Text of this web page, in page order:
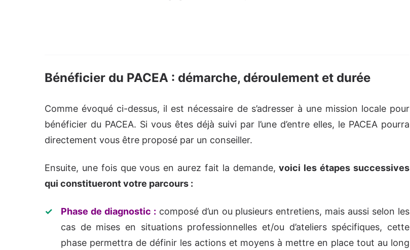
Bénéficier du PACEA : démarche, déroulement et durée
Comme évoqué ci-dessus, il est nécessaire de s’adresser à une mission locale pour
bénéficier du PACEA. Si vous êtes déjà suivi par l’une d’entre elles, le PACEA pourra
directement vous être proposé par un conseiller.
Ensuite, une fois que vous en aurez fait la demande,voici les étapes successives
qui constitueront votre parcours :
Phase de diagnostic : composé d’un ou plusieurs entretiens, mais aussi selon les
cas de mises en situations professionnelles et/ou d’ateliers spécifiques, cette
phase permettra de définir les actions et moyens à mettre en place tout au long